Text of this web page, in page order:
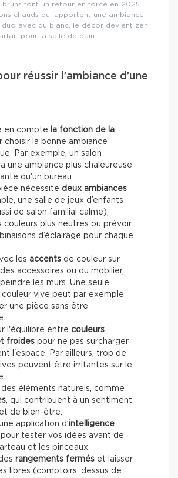
bruns font un retour en force en 2025 !
chauds qui apportent une ambiance
duo avec du blanc, le décor devient zen.
pour la salle de bain !
réussir l’ambiance d’une
en compte
la fonction de la
choisir la bonne ambiance
Par exemple, un salon
une ambiance plus chaleureuse
qu'un bureau.
nécessite deux ambiances
une salle de jeux d’enfants
de salon familial calme),
couleurs plus neutres ou prévoir
d’éclairage pour chaque
les accents de couleur sur
accessoires ou du mobilier,
les murs. Une seule
couleur vive peut par exemple
une pièce sans être
l'équilibre entre couleurs
froides pour ne pas surcharger
l'espace. Par ailleurs, trop de
peuvent être irritantes sur le
éléments naturels, comme
, qui contribuent à un sentiment
de bien-être.
application d’intelligence
pour tester vos idées avant de
et les pinceaux.
rangements fermés et laisser
libres (comptoirs, dessus de